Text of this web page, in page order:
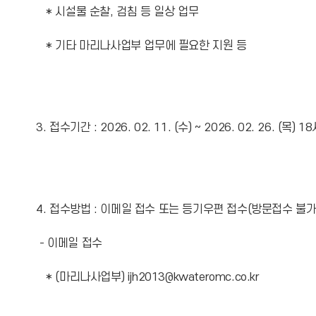
* 시설물 순찰, 검침 등 일상 업무
* 기타 마리나사업부 업무에 필요한 지원 등
3. 접수기간 : 2026. 02. 11. (수) ~ 2026. 02. 26. (목) 18
4. 접수방법 : 이메일 접수 또는 등기우편 접수(방문접수 불
- 이메일 접수
* (마리나사업부) ijh2013@kwateromc.co.kr